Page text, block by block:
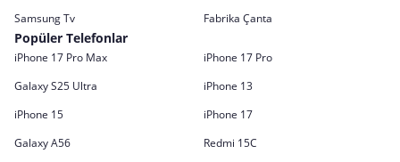
Samsung Tv
Fabrika Çanta
Popüler Telefonlar
iPhone 17 Pro Max
iPhone 17 Pro
Galaxy S25 Ultra
iPhone 13
iPhone 15
iPhone 17
Galaxy A56
Redmi 15C